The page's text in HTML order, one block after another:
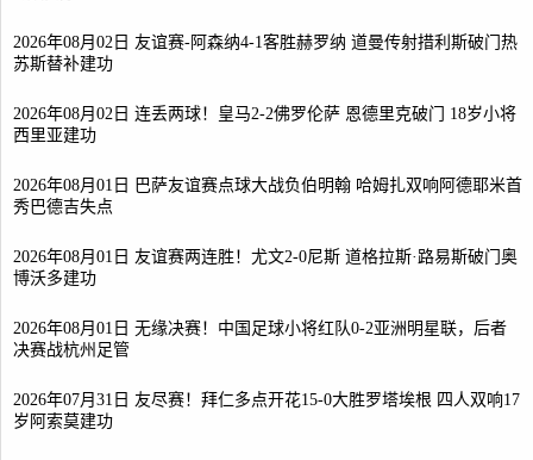
2026年08月02日 友谊赛-阿森纳4-1客胜赫罗纳 道曼传射措利斯破门热
苏斯替补建功
2026年08月02日 连丢两球！皇马2-2佛罗伦萨 恩德里克破门 18岁小将
西里亚建功
2026年08月01日 巴萨友谊赛点球大战负伯明翰 哈姆扎双响阿德耶米首
秀巴德吉失点
2026年08月01日 友谊赛两连胜！尤文2-0尼斯 道格拉斯·路易斯破门奥
博沃多建功
2026年08月01日 无缘决赛！中国足球小将红队0-2亚洲明星联，后者
决赛战杭州足管
2026年07月31日 友尽赛！拜仁多点开花15-0大胜罗塔埃根 四人双响17
岁阿索莫建功